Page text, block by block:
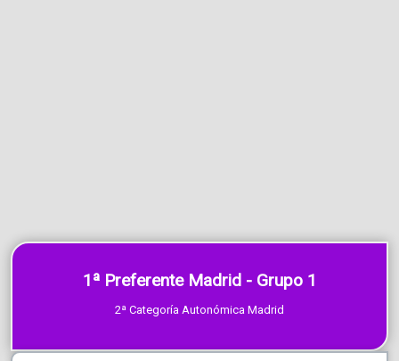
1ª Preferente Madrid - Grupo 1
2ª Categoría Autonómica Madrid